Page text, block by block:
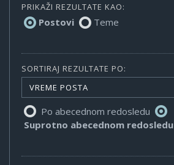
PRIKAŽI REZULTATE KAO:
Postovi Teme
SORTIRAJ REZULTATE PO:
VREME POSTA
Po abecednom redosledu
Suprotno abecednom redosledu